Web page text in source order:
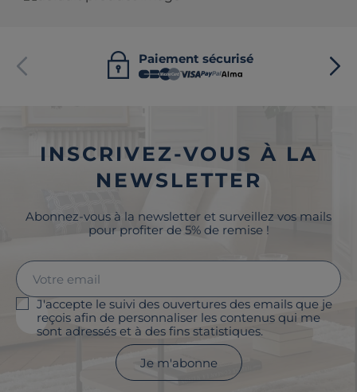
Paiement sécurisé
INSCRIVEZ-VOUS À LA
NEWSLETTER
Abonnez-vous à la newsletter et surveillez vos mails
pour profiter de 5% de remise !
J'accepte le suivi des ouvertures des emails que je
reçois afin de personnaliser les contenus qui me
sont adressés et à des fins statistiques.
Je m'abonne